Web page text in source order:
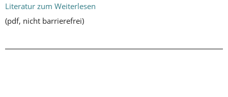
Literatur zum Weiterlesen
(pdf, nicht barrierefrei)